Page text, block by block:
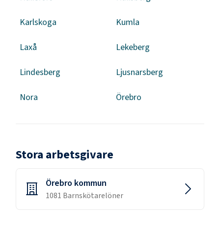
Karlskoga Kumla
Laxå Lekeberg
Lindesberg Ljusnarsberg
Nora Örebro
Stora arbetsgivare
Örebro kommun
1081 Barnskötarelöner